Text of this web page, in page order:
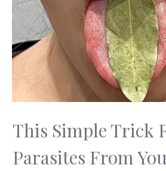
This Simple Trick
Parasites From